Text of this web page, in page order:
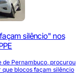
silêncio" nos
de Pernambuco, procurou
blocos façam silêncio